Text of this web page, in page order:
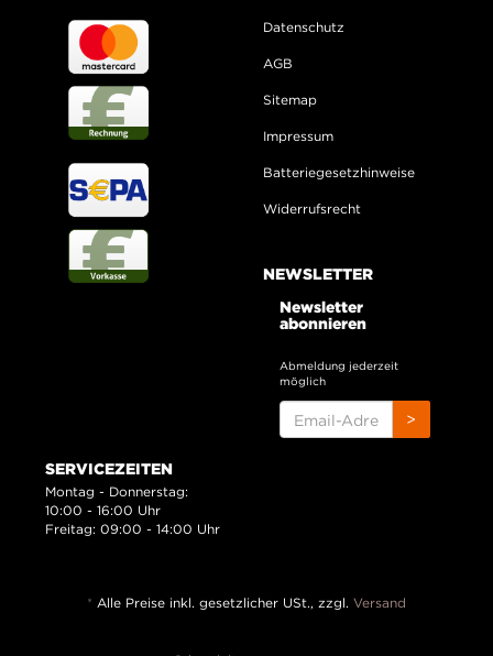
Datenschutz
AGB
Sitemap
Impressum
Batteriegesetzhinweise
Widerrufsrecht
NEWSLETTER
Newsletter
abonnieren
Abmeldung jederzeit
möglich
ADRESSE
>
SERVICEZEITEN
Montag - Donnerstag:
10:00 - 16:00 Uhr
Freitag: 09:00 - 14:00 Uhr
* Alle Preise inkl. gesetzlicher USt., zzgl. Versand